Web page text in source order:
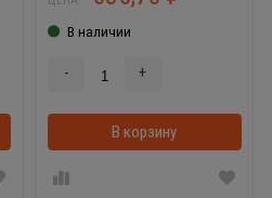
В корзинке
В наличии
- +
В корзину